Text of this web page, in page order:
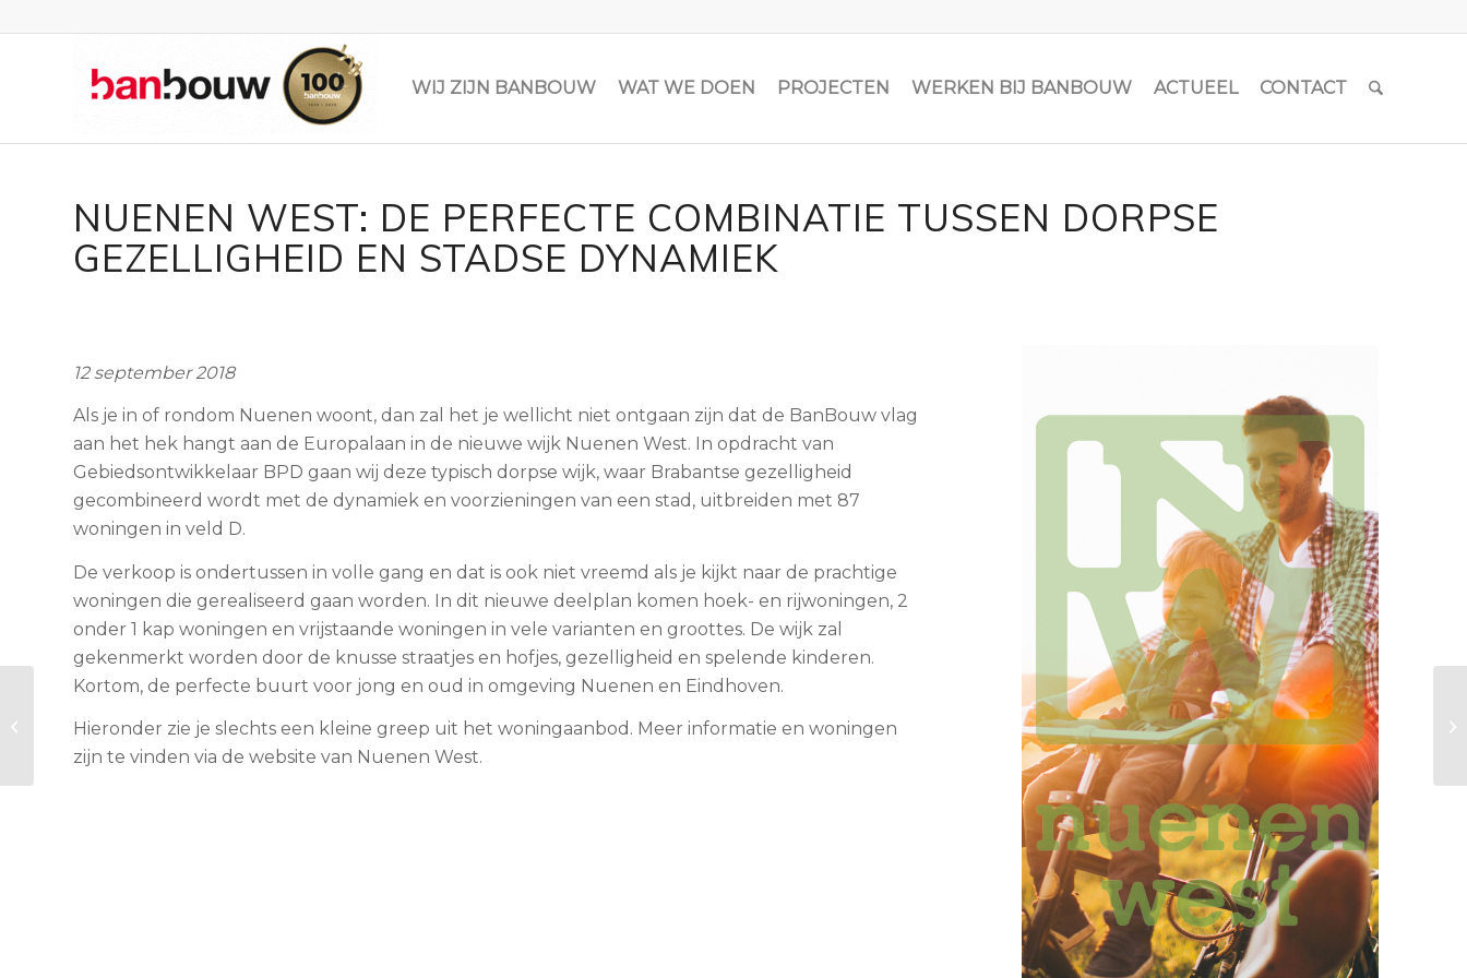
WIJ ZIJN BANBOUW WAT WE DOEN PROJECTEN WERKEN BIJ BANBOUW ACTUEEL CONTACT
NUENEN WEST: DE PERFECTE COMBINATIE TUSSEN DORPSE
GEZELLIGHEID EN STADSE DYNAMIEK
12 september 2018
Als je in of rondom Nuenen woont, dan zal het je wellicht niet ontgaan zijn dat de BanBouw vlag
aan het hek hangt aan de Europalaan in de nieuwe wijk Nuenen West. In opdracht van
Gebiedsontwikkelaar BPD gaan wij deze typisch dorpse wijk, waar Brabantse gezelligheid
gecombineerd wordt met de dynamiek en voorzieningen van een stad, uitbreiden met 87
woningen in veld D.
De verkoop is ondertussen in volle gang en dat is ook niet vreemd als je kijkt naar de prachtige
woningen die gerealiseerd gaan worden. In dit nieuwe deelplan komen hoek- en rijwoningen, 2
onder 1 kap woningen en vrijstaande woningen in vele varianten en groottes. De wijk zal
gekenmerkt worden door de knusse straatjes en hofjes, gezelligheid en spelende kinderen.
Kortom, de perfecte buurt voor jong en oud in omgeving Nuenen en Eindhoven.
Hieronder zie je slechts een kleine greep uit het woningaanbod. Meer informatie en woningen
zijn te vinden via de website van Nuenen West.
luxe hotelgevoel
zonder hotel